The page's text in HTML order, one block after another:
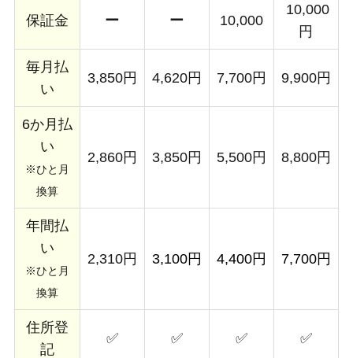
保証金 ー ー 10,000
10,000
円
毎月払
い
3,850円 4,620円 7,700円 9,900円
6か月払
い
※ひと月
換算
2,860円 3,850円 5,500円 8,800円
年間払
い
※ひと月
換算
2,310円 3,100円 4,400円 7,700円
住所登
記
✅ ✅ ✅ ✅